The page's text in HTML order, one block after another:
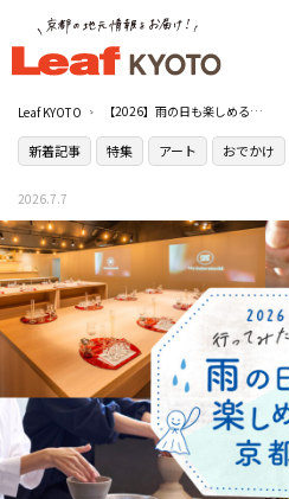
Leaf KYOTO 【2026】雨の日も楽しめる！京都の観光・体験スポット21選
新着記事 特集 アート おでかけ
2026.7.7